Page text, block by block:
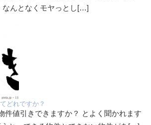
なんとなくモヤっとし[…]
どれですか？
値引きできますか？ とよく聞かれます